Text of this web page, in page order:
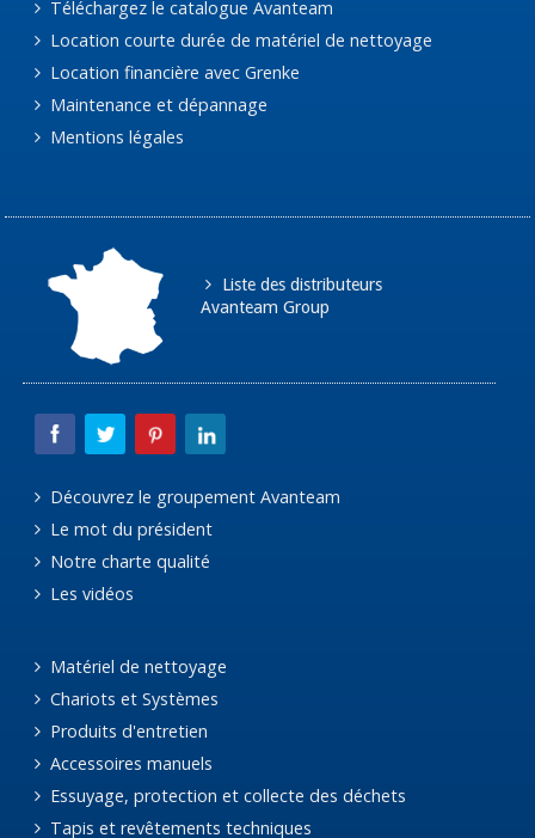
Téléchargez le catalogue Avanteam
Location courte durée de matériel de nettoyage
Location financière avec Grenke
Maintenance et dépannage
Mentions légales
Liste des distributeurs
Avanteam Group
Découvrez le groupement Avanteam
Le mot du président
Notre charte qualité
Les vidéos
Matériel de nettoyage
Chariots et Systèmes
Produits d'entretien
Accessoires manuels
Essuyage, protection et collecte des déchets
Tapis et revêtements techniques